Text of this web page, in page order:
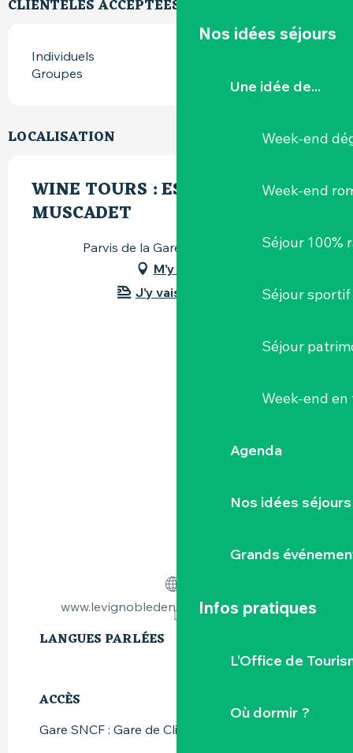
Nos idées séjours
Une idée de...
Week-end
Week-end
Séjour 100%
Séjour sportif
Séjour
Week-end
Agenda
Nos idées séjours
Grands
Infos pratiques
L’Office de
Où dormir ?
CLIENTÈLES ACCEPTÉES
Individuels
Groupes
LOCALISATION
WINE TOURS : ESCAPADE EN
MUSCADET
Parvis de la Gare, 44190 Clisson
M'y rendre
J'y vais en train !
www.levignobledenantes-tourisme.com
LANGUES PARLÉES
LANGUES PARLÉES
ACCÈS
ACCÈS
Gare SNCF : Gare de Clisson